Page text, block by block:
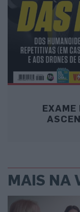
EXAME
MAIS NA